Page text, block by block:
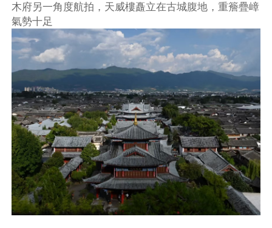
木府另一角度航拍，天威樓矗立在古城腹地，重簷疊嶂
氣勢十足